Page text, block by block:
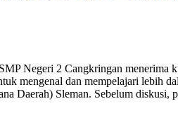
Negeri 2 Cangkringan menerima
mengenal dan mempelajari lebih
Daerah) Sleman. Sebelum